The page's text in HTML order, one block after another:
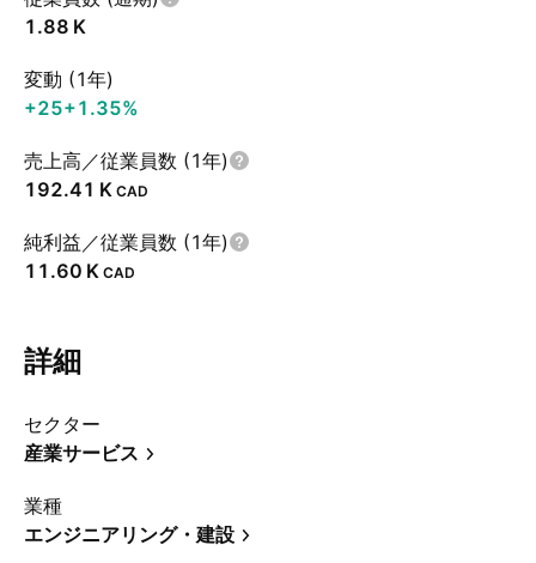
‪1.88 K‬
変動 (1年)
+25+1.35%
売上高／従業員数 (1年)
‪192.41 K‬ CAD
純利益／従業員数 (1年)
‪11.60 K‬ CAD
詳細
セクター
産業サービス
業種
エンジニアリング・建設